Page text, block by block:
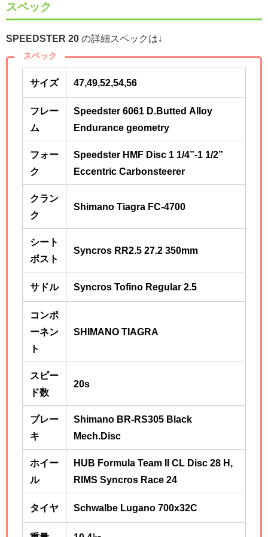
スペック
SPEEDSTER 20 の詳細スペックは↓
スペック
サイズ 47,49,52,54,56
フレー
ム
Speedster 6061 D.Butted Alloy
Endurance geometry
フォー
ク
Speedster HMF Disc 1 1/4”-1 1/2”
Eccentric Carbonsteerer
クラン
ク
Shimano Tiagra FC-4700
シート
ポスト
Syncros RR2.5 27.2 350mm
サドル Syncros Tofino Regular 2.5
コンポ
ーネン
ト
SHIMANO TIAGRA
スピー
ド数
20s
ブレー
キ
Shimano BR-RS305 Black
Mech.Disc
ホイー
ル
HUB Formula Team II CL Disc 28 H,
RIMS Syncros Race 24
タイヤ Schwalbe Lugano 700x32C